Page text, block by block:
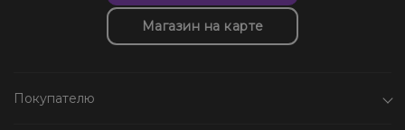
Магазин на карте
Покупателю